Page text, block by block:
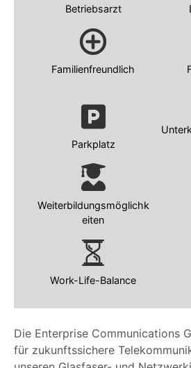
Die Enterprise Communications
für zukunftssichere
Betriebsarzt
Familienfreundlich
Parkplatz
Weiterbildungsmöglichk
eiten
Work-Life-Balance